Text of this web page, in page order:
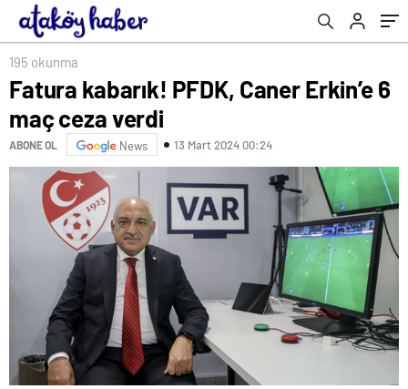
195 okunma
Fatura kabarık! PFDK, Caner Erkin’e 6
maç ceza verdi
ABONE OL News 13 Mart 2024 00:24